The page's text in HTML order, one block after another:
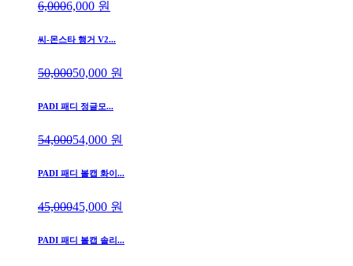
6,0006,000 원
씨-몬스타 행거 V2...
50,00050,000 원
PADI 패디 정글모...
54,00054,000 원
PADI 패디 볼캡 화이...
45,00045,000 원
PADI 패디 볼캡 솔리...